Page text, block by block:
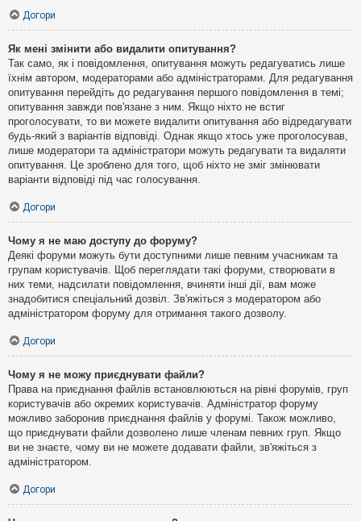
Догори
Як мені змінити або видалити опитування?
Так само, як і повідомлення, опитування можуть редагуватись лише
їхнім автором, модераторами або адміністраторами. Для редагування
опитування перейдіть до редагування першого повідомлення в темі;
опитування завжди пов'язане з ним. Якщо ніхто не встиг
проголосувати, то ви можете видалити опитування або відредагувати
будь-який з варіантів відповіді. Однак якщо хтось уже проголосував,
лише модератори та адміністратори можуть редагувати та видаляти
опитування. Це зроблено для того, щоб ніхто не зміг змінювати
варіанти відповіді під час голосування.
Догори
Чому я не маю доступу до форуму?
Деякі форуми можуть бути доступними лише певним учасникам та
групам користувачів. Щоб переглядати такі форуми, створювати в
них теми, надсилати повідомлення, вчиняти інші дії, вам може
знадобитися спеціальний дозвіл. Зв'яжіться з модератором або
адміністратором форуму для отримання такого дозволу.
Догори
Чому я не можу приєднувати файли?
Права на приєднання файлів встановлюються на рівні форумів, груп
користувачів або окремих користувачів. Адміністратор форуму
можливо заборонив приєднання файлів у форумі. Також можливо,
що приєднувати файли дозволено лише членам певних груп. Якщо
ви не знаєте, чому ви не можете додавати файли, зв'яжіться з
адміністратором.
Догори